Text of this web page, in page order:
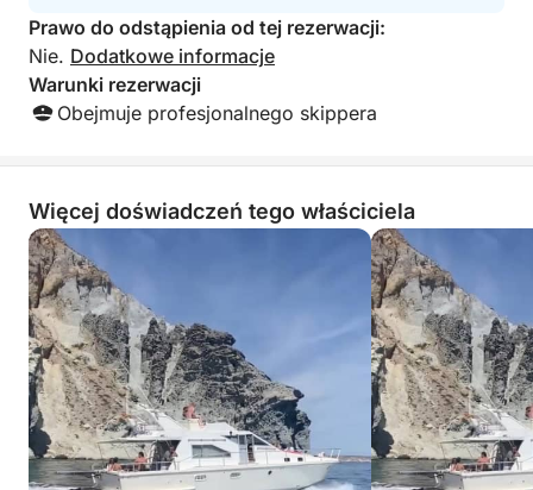
Prawo do odstąpienia od tej rezerwacji:
Nie. Dodatkowe informacje
Warunki rezerwacji
Obejmuje profesjonalnego skippera
Więcej doświadczeń tego właściciela